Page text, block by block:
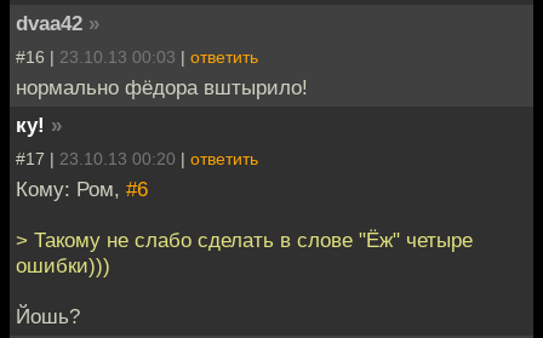
dvaa42 »
#16 | 23.10.13 00:03 | ответить
нормально фёдора вштырило!
ку! »
#17 | 23.10.13 00:20 | ответить
Кому: Ром, #6
> Такому не слабо сделать в слове "Ёж" четыре
ошибки)))
Йошь?